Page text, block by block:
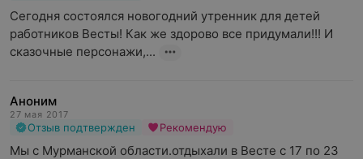
Сегодня состоялся новогодний утренник для детей
работников Весты! Как же здорово все придумали!!! И
сказочные персонажи,...
Аноним
27 мая 2017
Отзыв подтвержден Рекомендую
Мы с Мурманской области.отдыхали в Весте с 17 по 23